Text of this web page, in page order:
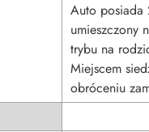
Auto posiada
umieszczony
trybu na
Miejscem
obróceniu